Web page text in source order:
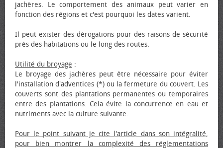
jachères. Le comportement des animaux peut varier en
fonction des régions et c'est pourquoi les dates varient.
Il peut exister des dérogations pour des raisons de sécurité
près des habitations ou le long des routes.
Utilité du broyage :
Le broyage des jachères peut être nécessaire pour éviter
l'installation d'adventices (*) ou la fermeture du couvert. Les
couverts sont des plantations permanentes ou temporaires
entre des plantations. Cela évite la concurrence en eau et
nutriments avec la culture suivante.
Pour le point suivant je cite l'article dans son intégralité,
pour bien montrer la complexité des réglementations